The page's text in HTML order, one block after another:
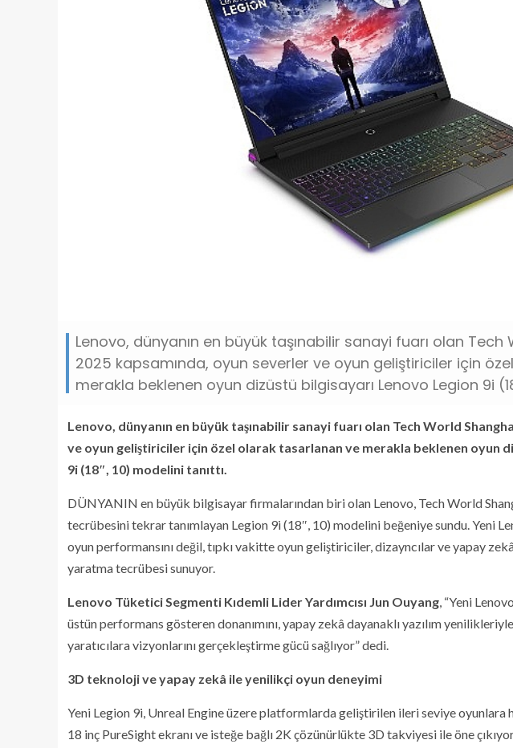
Lenovo, dünyanın en büyük taşınabilir sanayi fuarı olan Tech
2025 kapsamında, oyun severler ve oyun geliştiriciler için
merakla beklenen oyun dizüstü bilgisayarı Lenovo Legion 9i
Lenovo, dünyanın en büyük taşınabilir sanayi fuarı olan Tech World
ve oyun geliştiriciler için özel olarak tasarlanan ve merakla beklenen oyun
9i (18″, 10) modelini tanıttı.
DÜNYANIN en büyük bilgisayar firmalarından biri olan Lenovo, Tech World
tecrübesini tekrar tanımlayan Legion 9i (18″, 10) modelini beğeniye sundu. Yeni
oyun performansını değil, tıpkı vakitte oyun geliştiriciler, dizayncılar ve yapay
yaratma tecrübesi sunuyor.
Lenovo Tüketici Segmenti Kıdemli Lider Yardımcısı Jun Ouyang, “Yeni
üstün performans gösteren donanımını, yapay zekâ dayanaklı yazılım
yaratıcılara vizyonlarını gerçekleştirme gücü sağlıyor” dedi.
3D teknoloji ve yapay zekâ ile yenilikçi oyun deneyimi
Yeni Legion 9i, Unreal Engine üzere platformlarda geliştirilen ileri seviye oyunlara
18 inç PureSight ekranı ve isteğe bağlı 2K çözünürlükte 3D takviyesi ile öne